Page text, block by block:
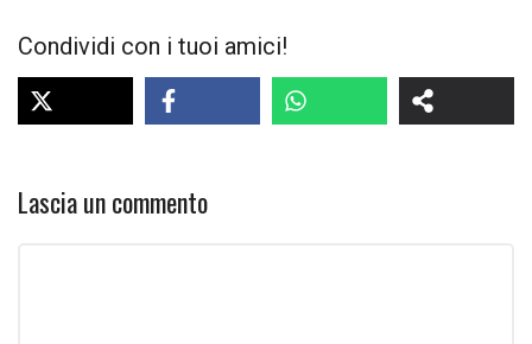
Condividi con i tuoi amici!
Lascia un commento